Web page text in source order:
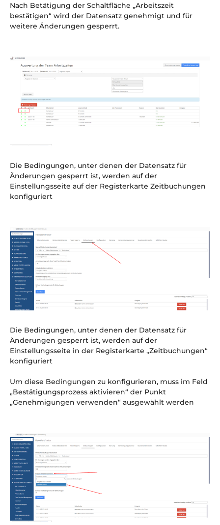
Nach Betätigung der Schaltfläche „Arbeitszeit
bestätigen“ wird der Datensatz genehmigt und für
weitere Änderungen gesperrt.
Die Bedingungen, unter denen der Datensatz für
Änderungen gesperrt ist, werden auf der
Einstellungsseite auf der Registerkarte Zeitbuchungen
konfiguriert
Die Bedingungen, unter denen der Datensatz für
Änderungen gesperrt ist, werden auf der
Einstellungsseite in der Registerkarte „Zeitbuchungen“
konfiguriert
Um diese Bedingungen zu konfigurieren, muss im Feld
„Bestätigungsprozess aktivieren“ der Punkt
„Genehmigungen verwenden“ ausgewählt werden